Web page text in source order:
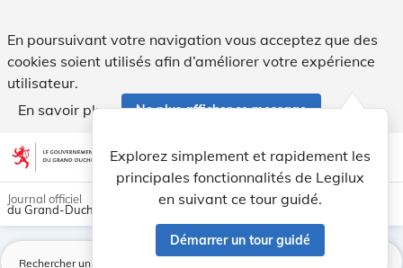
En poursuivant votre navigation vous acceptez que des
cookies soient utilisés afin d’améliorer votre expérience
utilisateur.
En savoir plus
Ne plus afficher ce message
Aller au contenu account_circle help Aide
Explorez simplement et rapidement les
principales fonctionnalités de Legilux
en suivant ce tour guidé.
Démarrer un tour guidé
light_mode dark_mode
Journal officiel
du Grand-Duché de Luxembourg